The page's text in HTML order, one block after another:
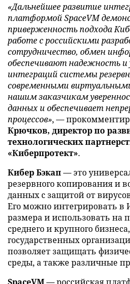
«Дальнейшее развитие
платформой SpaceVM
приверженность подхода
работе с российскими
сотрудничество, обмен
обеспечивают надежность и
интеграций системы
современными
нашим заказчикам
данных и обеспечивает
процессов», —
Крючков, директор по
технологических
«Киберпротект».
Кибер Бэкап— это
резервного копирования и
данных с защитой от
Его можно интегрировать в
размера и использовать на
среднего и крупного
государственных
позволяет защищать
среды, а также различные